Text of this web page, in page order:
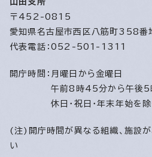
山田支所
〒452-0815
愛知県名古屋市西区八筋町358番
代表電話：052-501-1311
開庁時間： 月曜日から金曜日
午前8時45分から午後5
休日・祝日・年末年始を除
(注)開庁時間が異なる組織、施設
い